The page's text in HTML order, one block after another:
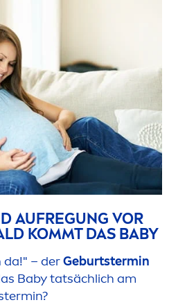
AUFREGUNG VOR
KOMMT DAS BABY
da!" – derGeburtstermin
Baby tatsächlich am